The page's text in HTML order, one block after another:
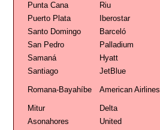
Punta Cana Riu
Puerto Plata
Iberostar
Santo Domingo
Barceló
San Pedro
Palladium
Samaná
Hyatt
Santiago
JetBlue
Romana-Bayahíbe American Airlines
Mitur
Delta
Asonahores
United